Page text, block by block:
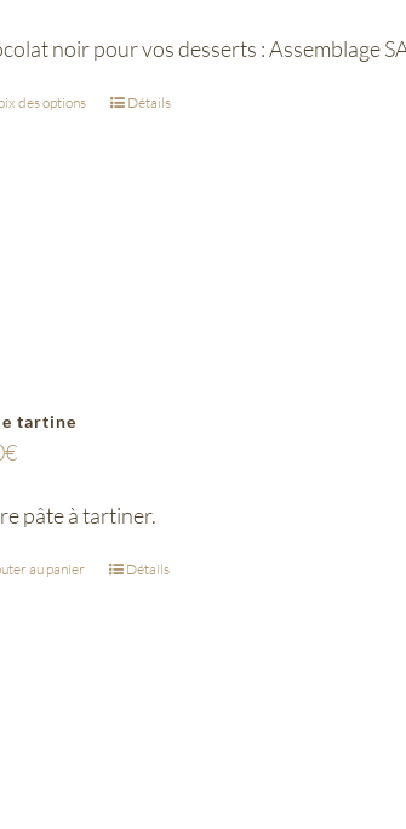
noir pour vos desserts : Assemblage
des options Détails
tartine
€
pâte à tartiner.
au panier Détails